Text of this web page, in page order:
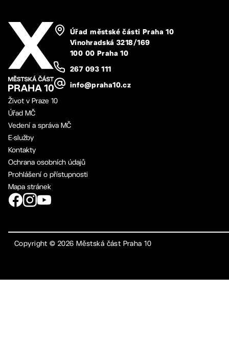
Úřad městské části Praha 10
Vinohradská 3218/169
100 00 Praha 10
267 093 111
info@praha10.cz
Život v Praze 10
Úřad MČ
Vedení a správa MČ
E-služby
Kontakty
Ochrana osobních údajů
Prohlášení o přístupnosti
Mapa stránek
Copyright ©2026 Městská část Praha 10